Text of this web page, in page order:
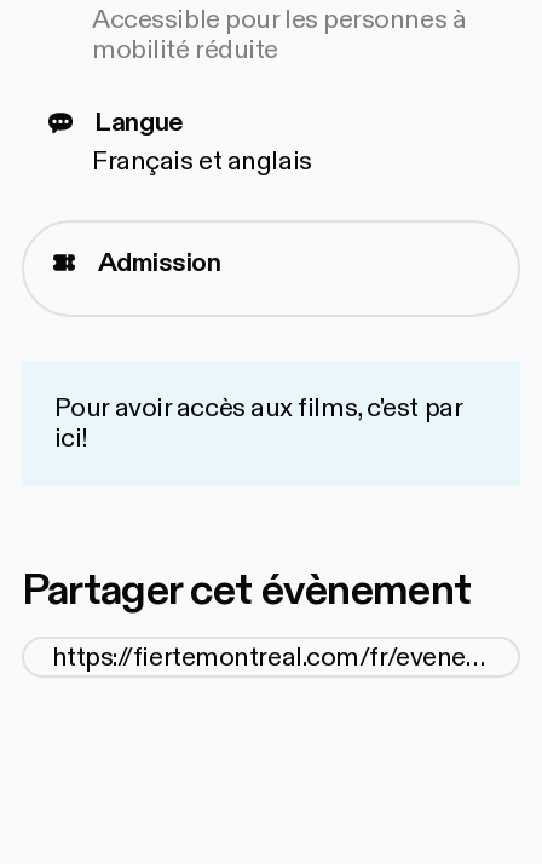
Accessible pour les personnes à
mobilité réduite
Langue
Français et anglais
Admission
Pour avoir accès aux films,c'est par
ici!
Partager cet évènement